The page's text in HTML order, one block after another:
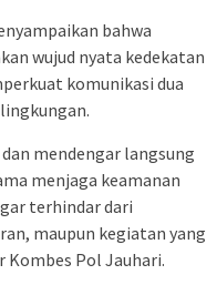
bahwa
wujud nyata kedekatan
komunikasi dua
mendengar langsung
menjaga keamanan
terhindar dari
maupun kegiatan yang
Pol Jauhari.